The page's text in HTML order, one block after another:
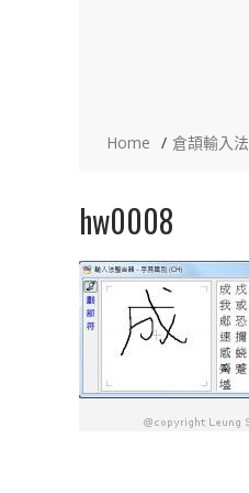
Home 倉頡輸入法
hw0008